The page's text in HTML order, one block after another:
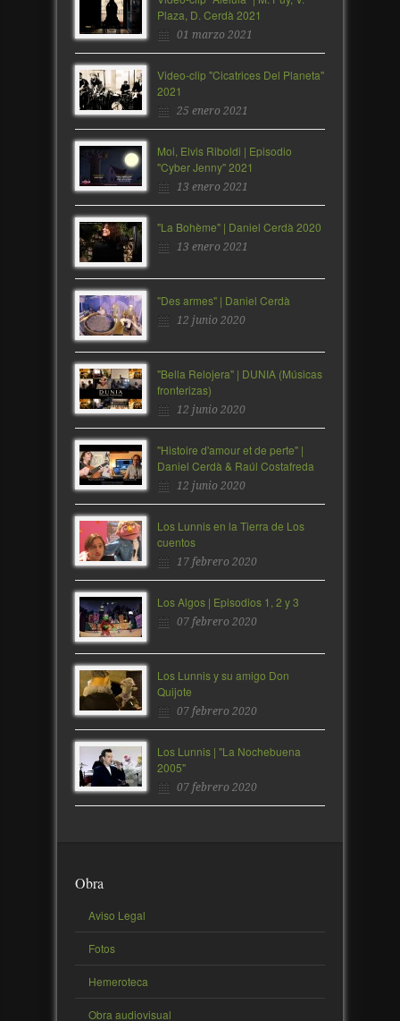
Plaza, D. Cerdà 2021
01 marzo 2021
Video-clip "Cicatrices Del Planeta"
2021
25 enero 2021
Moi, Elvis Riboldi | Episodio
"Cyber Jenny" 2021
13 enero 2021
"La Bohème" | Daniel Cerdà 2020
13 enero 2021
"Des armes" | Daniel Cerdà
12 junio 2020
"Bella Relojera" | DUNIA (Músicas
fronterizas)
12 junio 2020
"Histoire d'amour et de perte" |
Daniel Cerdà & Raúl Costafreda
12 junio 2020
Los Lunnis en la Tierra de Los
cuentos
17 febrero 2020
Los Algos | Episodios 1, 2 y 3
07 febrero 2020
Los Lunnis y su amigo Don
Quijote
07 febrero 2020
Los Lunnis | "La Nochebuena
2005"
07 febrero 2020
Obra
Aviso Legal
Fotos
Hemeroteca
Obra audiovisual